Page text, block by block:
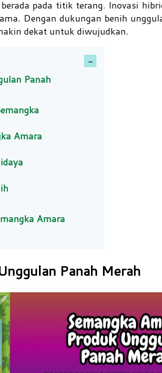
pada titik terang. Inovasi
Dengan dukungan benih
dekat untuk diwujudkan.
Panah
Amara
Amara
Panah Merah